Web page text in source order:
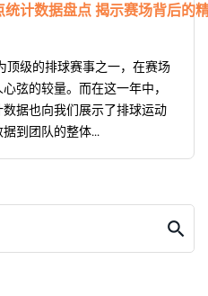
计数据盘点 揭示赛场背后的
顶级的排球赛事之一，在赛场
弦的较量。而在这一年中，
据也向我们展示了排球运动
到团队的整体...